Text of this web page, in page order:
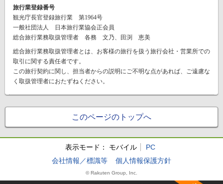
旅行業登録番号
観光庁長官登録旅行業 第1964号
一般社団法人 日本旅行業協会正会員
総合旅行業務取扱管理者 各務 文乃、田渕 恵美
総合旅行業務取扱管理者とは、お客様の旅行を扱う旅行会社・営業所での
取引に関する責任者です。
この旅行契約に関し、担当者からの説明にご不明な点があれば、ご遠慮な
く取扱管理者におたずねください。
このページのトップへ
表示モード： モバイル
PC
会社情報／標識等
個人情報保護方針
© Rakuten Group, Inc.